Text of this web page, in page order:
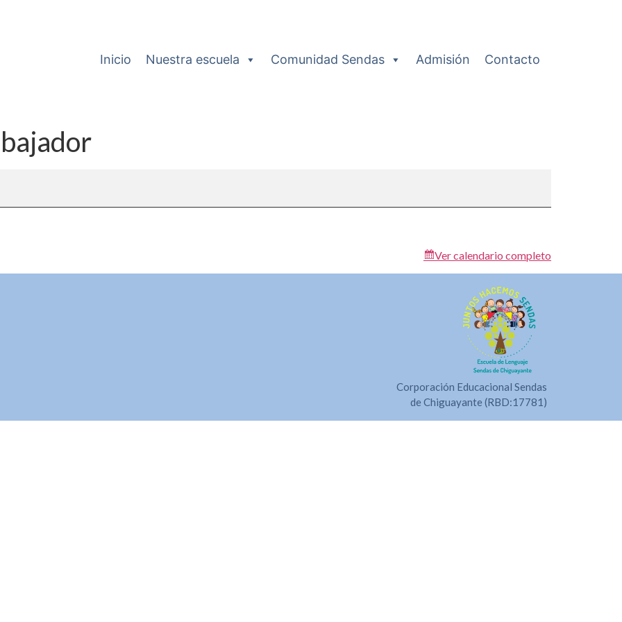
Inicio Nuestra escuela Comunidad Sendas Admisión Contacto
Ver calendario completo
Corporación Educacional Sendas
de Chiguayante (RBD:17781)